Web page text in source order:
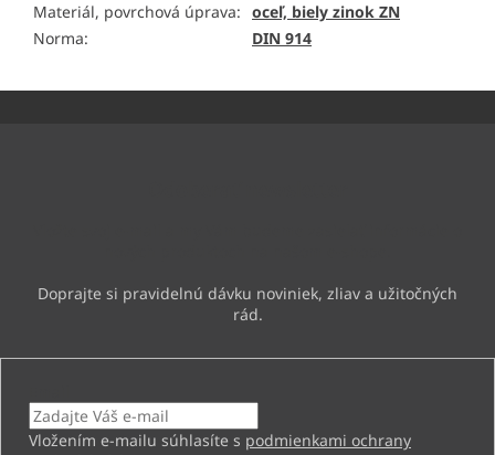
Materiál, povrchová úprava: oceľ, biely zinok ZN
Norma: DIN 914
Vložením e-mailu súhlasíte s podmienkami ochrany